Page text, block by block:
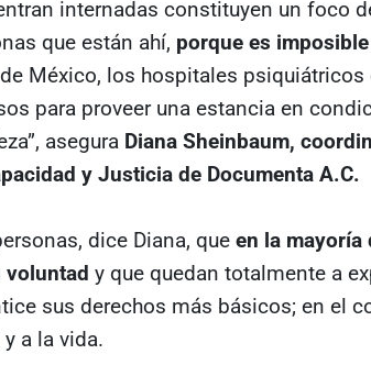
internadas constituyen un foco
que están ahí, porque es
México, los hospitales
para proveer una estancia en
asegura Diana Sheinbaum,
y Justicia de Documenta A.C.
dice Diana, que en la mayoría
voluntad y que quedan totalmente a
sus derechos más básicos; en el
a la vida.